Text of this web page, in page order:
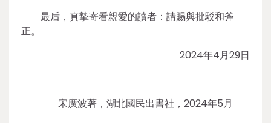
最后，真摯寄看親愛的讀者：請賜與批駁和斧
正。
2024年4月29日
宋廣波著，湖北國民出書社，2024年5月